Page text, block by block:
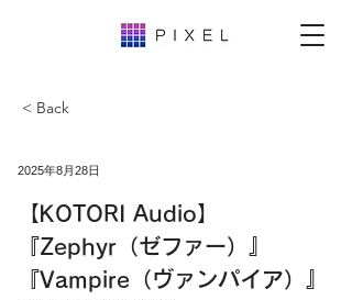
< Back
2025年8月28日
【KOTORI Audio】
『Zephyr（ゼファー）』
『Vampire（ヴァンパイア）』